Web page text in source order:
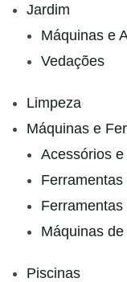
Jardim
Máquinas e
Vedações
Limpeza
Máquinas e
Acessórios
Máquinas
Piscinas